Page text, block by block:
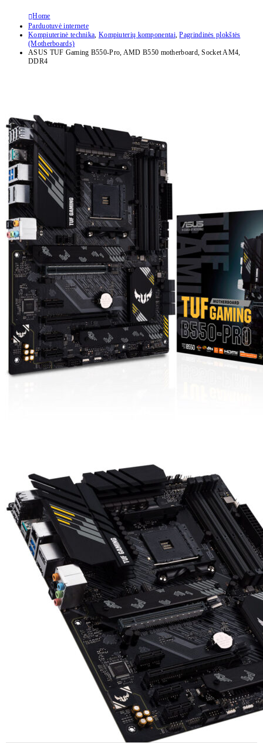
Home
Parduotuvė internete
Kompiuterinė technika, Kompiuterių komponentai,Pagrindinės plokštės
(Motherboards)
ASUS TUF Gaming B550-Pro, AMD B550 motherboard, Socket AM4,
DDR4